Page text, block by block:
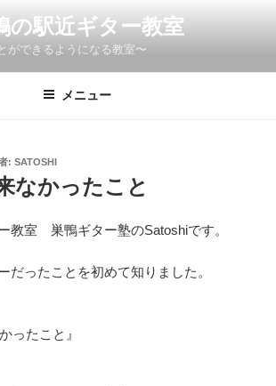
の駅近ギター教室
ができるようになる教室〜
メニュー
: SATOSHI
なかったこと
教室 巣鴨ギター塾のSatoshiです。
だったことを初めて知りました。
ったこと』